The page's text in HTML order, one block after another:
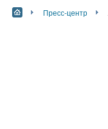
Пресс-центр